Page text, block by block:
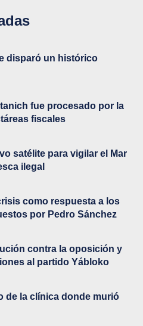
disparó un histórico
fue procesado por la
fiscales
satélite para vigilar el Mar
ilegal
como respuesta a los
por Pedro Sánchez
contra la oposición y
al partido Yábloko
de la clínica donde murió